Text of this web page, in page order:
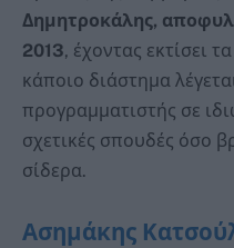
Δημητροκάλης,
2013, έχοντας εκτίσει
κάποιο διάστημα
προγραμματιστής σε
σχετικές σπουδές όσο
σίδερα.
Ασημάκης